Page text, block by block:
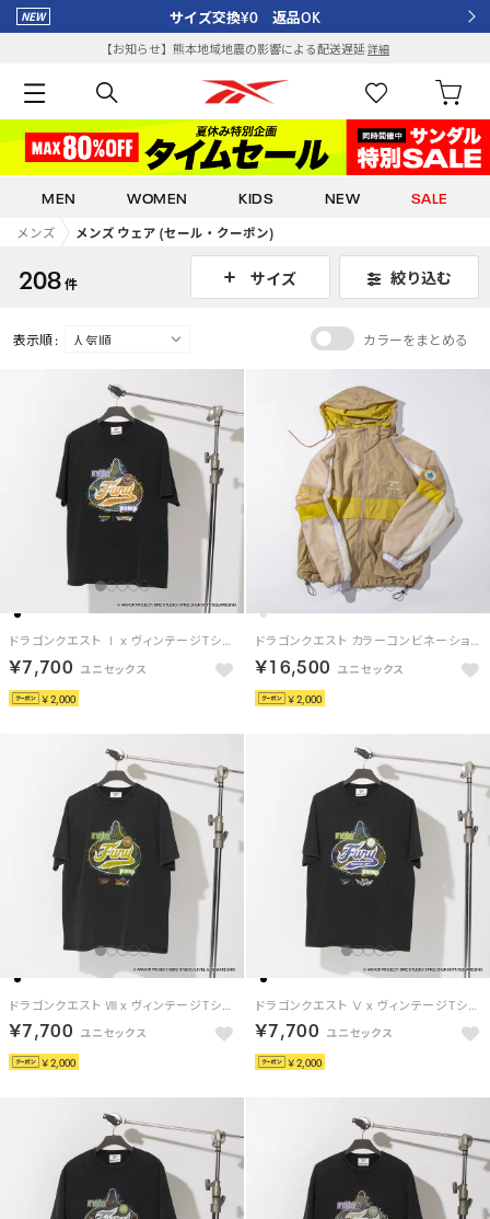
サイズ交換¥0 返品OK
【お知らせ】熊本地域地震の影響による配送遅延詳細
MEN WOMEN KIDS NEW SALE
メンズ メンズ ウェア (セール・クーポン)
208件 サイズ 絞り込む
表示順 : カラーをまとめる
ドラゴンクエスト Ⅰ x ヴィンテージTシャツ / DRAGON QUEST Ⅰ x VINTAGE TEE 【返品不可商品】 （ブラック/オレンジ）
￥7,700
￥2,000
ドラゴンクエスト カラーコンビネーション トラックジャケット / DRAGON QUEST Color Combination Track Jacket （ベージュ）
￥16,500
￥2,000
ドラゴンクエスト Ⅷ x ヴィンテージTシャツ / DRAGON QUEST Ⅷ x VINTAGE TEE 【返品不可商品】（ブラック/イエロー）
￥7,700
￥2,000
ドラゴンクエスト Ⅴ x ヴィンテージTシャツ / DRAGON QUEST Ⅴ x VINTAGE TEE 【返品不可商品】 （ブラック/パープル）
￥7,700
￥2,000